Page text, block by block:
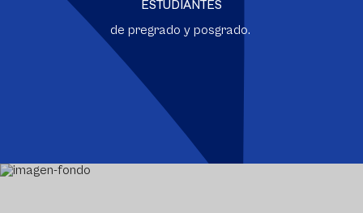
ESTUDIANTES
de pregrado y posgrado.